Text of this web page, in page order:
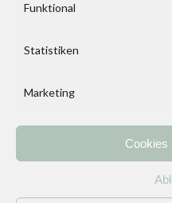
Funktional
Statistiken
Marketing
Cookies